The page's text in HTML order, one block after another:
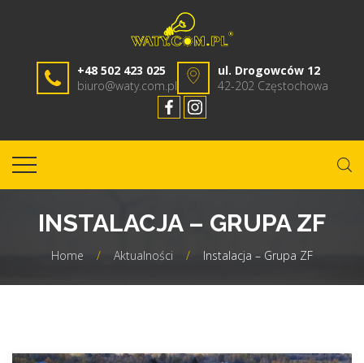
+48 502 423 025
biuro@waty.com.pl
ul. Drogowców 12
42-202 Częstochowa
INSTALACJA – GRUPA ZF
Home / Aktualności / Instalacja – Grupa ZF